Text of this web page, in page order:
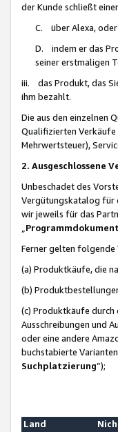
der Kunde schließt
C. über Alexa, oder
D. indem er das
seiner erstmaligen
iii. das Produkt, das
ihm bezahlt.
Die aus den einzelnen
Qualifizierten Verkäufe
Mehrwertsteuer),
2. Ausgeschlossene
Unbeschadet des
Vergütungskatalog für
wir jeweils für das
Ferner gelten folgende
(a) Produktkäufe, die
(b)
(c) Produktkäufe durch
Ausschreibungen und
oder eine andere
buchstabierte
Suchplatzierung”);
Land